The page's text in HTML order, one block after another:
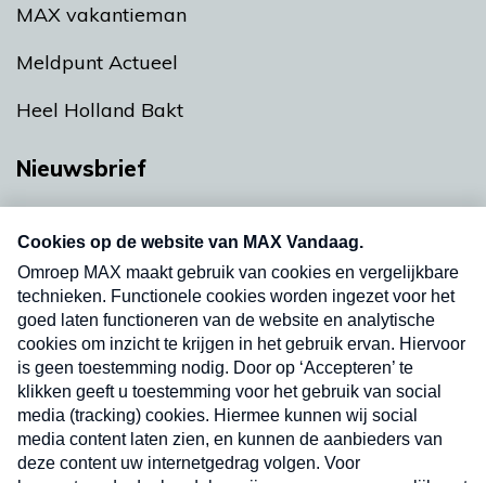
MAX vakantieman
Meldpunt Actueel
Heel Holland Bakt
Nieuwsbrief
nieuwsbrief. Elke vrijdag- en dinsdagochtend in
uw mailbox.
Verzend